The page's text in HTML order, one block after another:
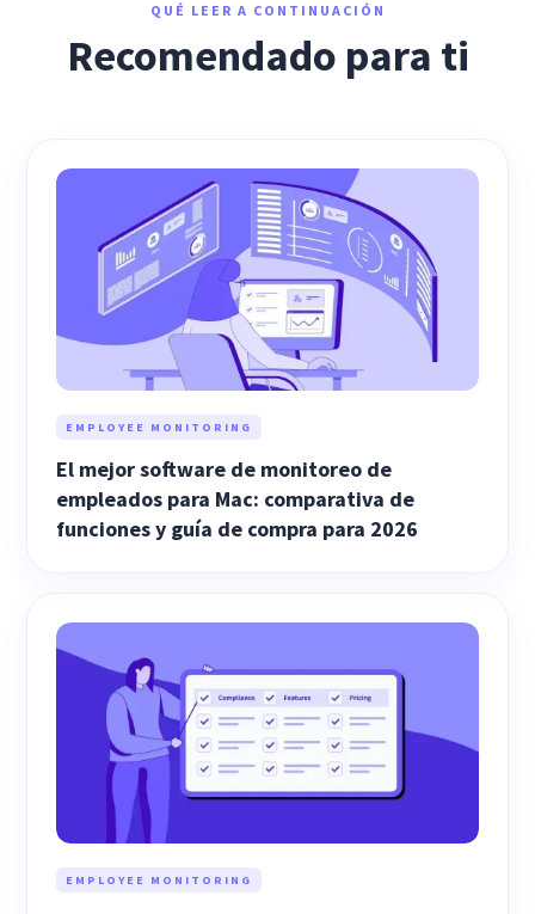
QUÉ LEER A CONTINUACIÓN
Recomendado para ti
EMPLOYEE MONITORING
El mejor software de monitoreo de
empleados para Mac: comparativa de
funciones y guía de compra para 2026
EMPLOYEE MONITORING